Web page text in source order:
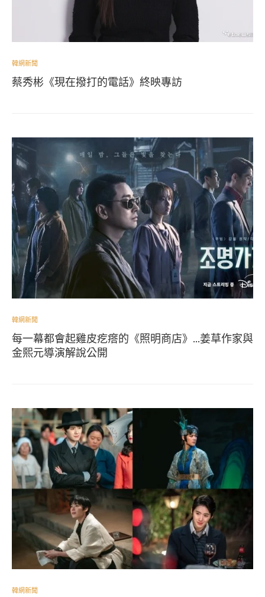
韓網新聞
蔡秀彬《現在撥打的電話》終映專訪
韓網新聞
每一幕都會起雞皮疙瘩的《照明商店》…姜草作家與
金熙元導演解說公開
韓網新聞